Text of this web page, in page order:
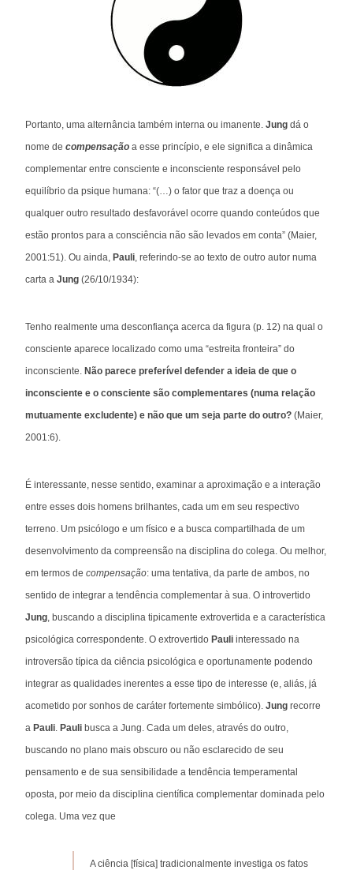
Portanto, uma alternância também interna ou imanente. Jung dá o
nome de compensação a esse princípio, e ele significa a dinâmica
complementar entre consciente e inconsciente responsável pelo
equilíbrio da psique humana: “(…) o fator que traz a doença ou
qualquer outro resultado desfavorável ocorre quando conteúdos que
estão prontos para a consciência não são levados em conta” (Maier,
2001:51). Ou ainda, Pauli, referindo-se ao texto de outro autor numa
carta a Jung (26/10/1934):
Tenho realmente uma desconfiança acerca da figura (p. 12) na qual o
consciente aparece localizado como uma “estreita fronteira” do
inconsciente. Não parece preferível defender a ideia de que o
inconsciente e o consciente são complementares (numa relação
mutuamente excludente) e não que um seja parte do outro? (Maier,
2001:6).
É interessante, nesse sentido, examinar a aproximação e a interação
entre esses dois homens brilhantes, cada um em seu respectivo
terreno. Um psicólogo e um físico e a busca compartilhada de um
desenvolvimento da compreensão na disciplina do colega. Ou melhor,
em termos de compensação: uma tentativa, da parte de ambos, no
sentido de integrar a tendência complementar à sua. O introvertido
Jung, buscando a disciplina tipicamente extrovertida e a característica
psicológica correspondente. O extrovertido Pauli interessado na
introversão típica da ciência psicológica e oportunamente podendo
integrar as qualidades inerentes a esse tipo de interesse (e, aliás, já
acometido por sonhos de caráter fortemente simbólico). Jung recorre
a Pauli. Pauli busca a Jung. Cada um deles, através do outro,
buscando no plano mais obscuro ou não esclarecido de seu
pensamento e de sua sensibilidade a tendência temperamental
oposta, por meio da disciplina científica complementar dominada pelo
colega. Uma vez que
A ciência [física] tradicionalmente investiga os fatos